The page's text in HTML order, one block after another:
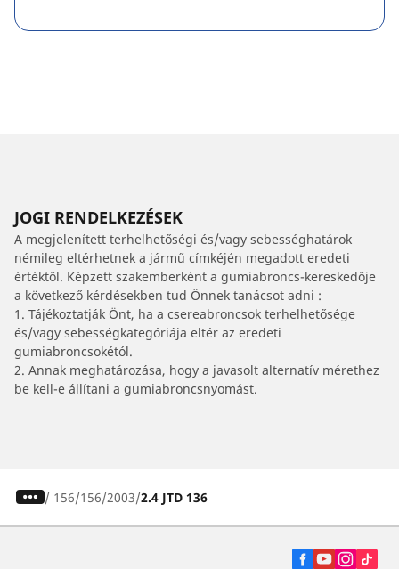
JOGI RENDELKEZÉSEK
A megjelenített terhelhetőségi és/vagy sebességhatárok
némileg eltérhetnek a jármű címkéjén megadott eredeti
értéktől. Képzett szakemberként a gumiabroncs-kereskedője
a következő kérdésekben tud Önnek tanácsot adni :
1. Tájékoztatják Önt, ha a csereabroncsok terhelhetősége
és/vagy sebességkategóriája eltér az eredeti
gumiabroncsokétól.
2. Annak meghatározása, hogy a javasolt alternatív mérethez
be kell-e állítani a gumiabroncsnyomást.
/ 156 156 2003 2.4 JTD 136